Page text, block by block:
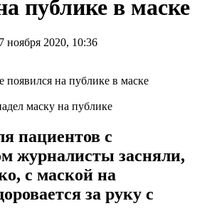
публике в маске
ноября 2020, 10:36
маску на публике
пациентов с
журналисты засняли,
с маской на
за руку с